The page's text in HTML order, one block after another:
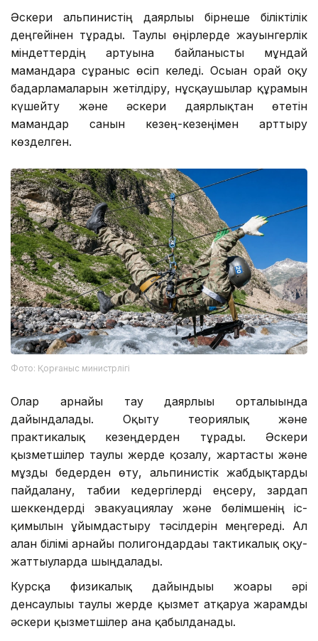
Әскери альпинистің даярлығы бірнеше біліктілік
деңгейінен тұрады. Таулы өңірлерде жауынгерлік
міндеттердің артуына байланысты мұндай
мамандарға сұраныс өсіп келеді. Осыған орай оқу
бағдарламаларын жетілдіру, нұсқаушылар құрамын
күшейту және әскери даярлықтан өтетін
мамандар санын кезең-кезеңімен арттыру
көзделген.
Фото: Қорғаныс министрлігі
Олар арнайы тау даярлығы орталығында
дайындалады. Оқыту теориялық және
практикалық кезеңдерден тұрады. Әскери
қызметшілер таулы жерде қозғалу, жартасты және
мұзды бедерден өту, альпинистік жабдықтарды
пайдалану, табиғи кедергілерді еңсеру, зардап
шеккендерді эвакуациялау және бөлімшенің іс-
қимылын ұйымдастыру тәсілдерін меңгереді. Ал
алған білімі арнайы полигондардағы тактикалық оқу-
жаттығуларда шыңдалады.
Курсқа физикалық дайындығы жоғары әрі
денсаулығы таулы жерде қызмет атқаруға жарамды
әскери қызметшілер ғана қабылданады.